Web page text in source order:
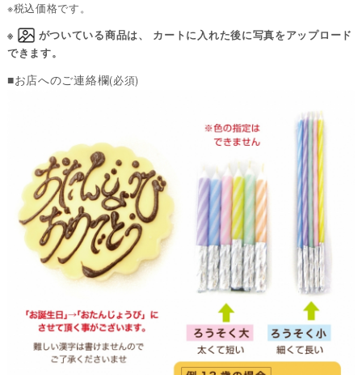
※税込価格です。
※
がついている商品は、 カートに入れた後に写真をアップロード
できます。
■お店へのご連絡欄(必須)